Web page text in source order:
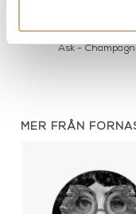
Ask -
MER FRÅN